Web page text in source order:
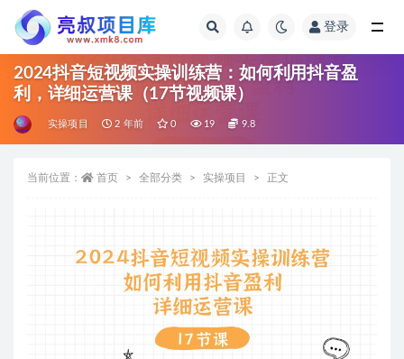
登录
2024抖音短视频实操训练营：如何利用抖音盈
利，详细运营课（17节视频课）
实操项目 2 年前 0 19 9.8
当前位置： 首页 全部分类 实操项目 正文